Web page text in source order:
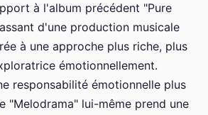
à l'album précédent "Pure
d'une production musicale
à une approche plus riche, plus
émotionnellement.
responsabilité émotionnelle plus
"Melodrama" lui-même prend une